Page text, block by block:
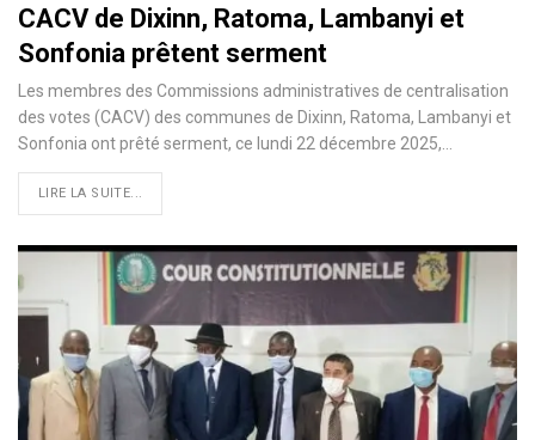
CACV de Dixinn, Ratoma, Lambanyi et
Sonfonia prêtent serment
Les membres des Commissions administratives de centralisation
des votes (CACV) des communes de Dixinn, Ratoma, Lambanyi et
Sonfonia ont prêté serment, ce lundi 22 décembre 2025,…
LIRE LA SUITE...